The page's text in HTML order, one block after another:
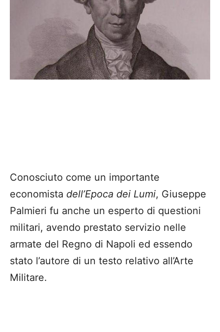
Conosciuto come un importante
economista dell’Epoca dei Lumi, Giuseppe
Palmieri fu anche un esperto di questioni
militari, avendo prestato servizio nelle
armate del Regno di Napoli ed essendo
stato l’autore di un testo relativo all’Arte
Militare.